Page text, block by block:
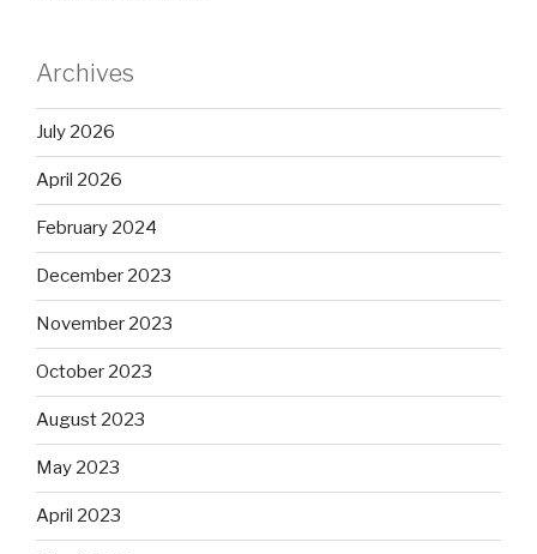
Archives
July 2026
April 2026
February 2024
December 2023
November 2023
October 2023
August 2023
May 2023
April 2023